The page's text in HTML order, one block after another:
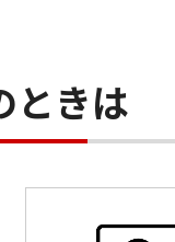
ときは